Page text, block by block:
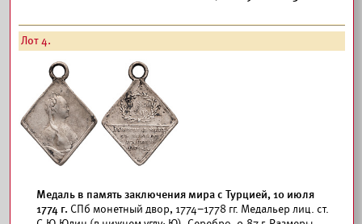
Лот 4.
Медаль в память заключения мира с Турцией, 10 июля
1774 г. СПб монетный двор, 1774–1778 гг. Медальер лиц. ст.